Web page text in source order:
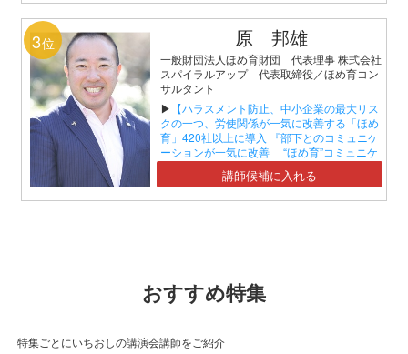
3位 原 邦雄
一般財団法人ほめ育財団 代表理事 株式会社
スパイラルアップ 代表取締役／ほめ育コン
サルタント
▶ 【ハラスメント防止、中小企業の最大リス
クの一つ、労使関係が一気に改善する「ほめ
育」420社以上に導入 『部下とのコミュニケ
ーションが一気に改善 “ほめ育”コミュニケ
ーションセミナー』】講師候補に入れる
おすすめ特集
特集ごとにいちおしの講演会講師をご紹介